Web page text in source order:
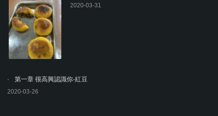
2020-03-31
第一章 很高興認識你-紅豆
2020-03-26